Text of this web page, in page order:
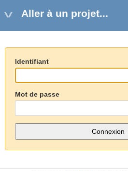
Aller à un projet...
Identifiant
Mot de passe